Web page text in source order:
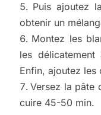
Puis ajoutez
obtenir un
Montez les
les
Enfin, ajoutez les
Versez la pâte
cuire 45-50 min.